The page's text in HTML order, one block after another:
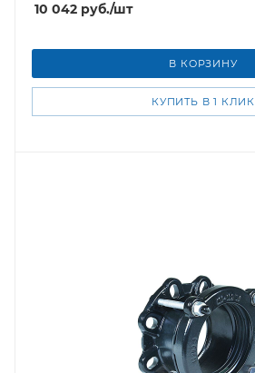
10 042 руб./шт
В КОРЗИНУ
КУПИТЬ В 1 КЛИК